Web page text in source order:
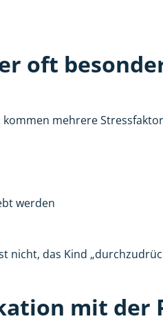
oft
mehrere
werden
nicht, das Kind
mit der